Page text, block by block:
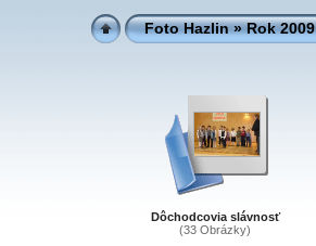
Foto Hazlin» Rok 2009
Dôchodcovia slávnosť
(33 Obrázky)